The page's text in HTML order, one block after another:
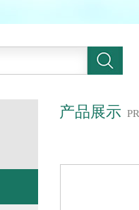
产品展示